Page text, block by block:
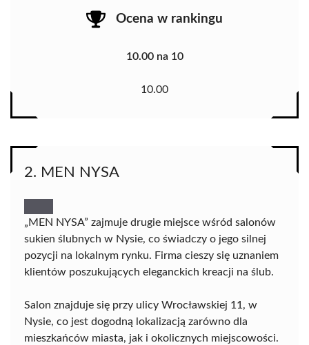
Ocena w rankingu
10.00 na 10
10.00
2. MEN NYSA
„MEN NYSA” zajmuje drugie miejsce wśród salonów
sukien ślubnych w Nysie, co świadczy o jego silnej
pozycji na lokalnym rynku. Firma cieszy się uznaniem
klientów poszukujących eleganckich kreacji na ślub.
Salon znajduje się przy ulicy Wrocławskiej 11, w
Nysie, co jest dogodną lokalizacją zarówno dla
mieszkańców miasta, jak i okolicznych miejscowości.